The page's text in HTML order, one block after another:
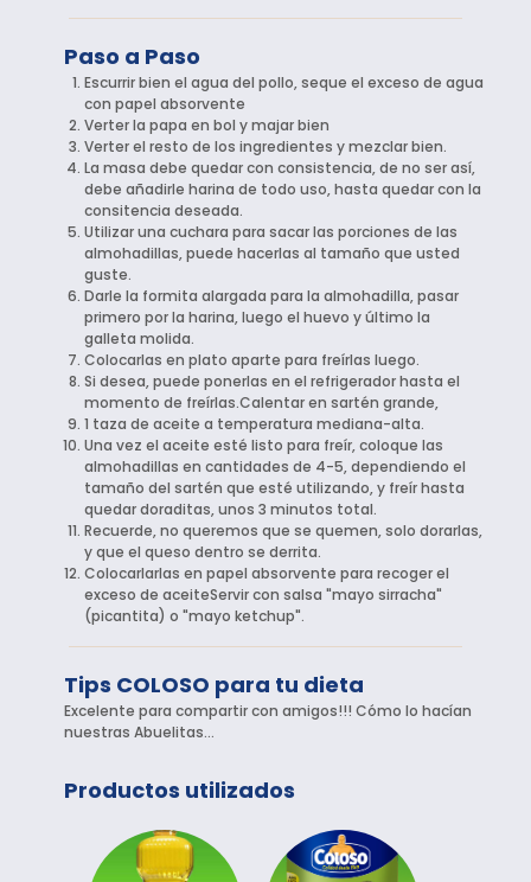
Paso a Paso
Escurrir bien el agua del pollo, seque el exceso de agua
con papel absorvente
Verter la papa en bol y majar bien
Verter el resto de los ingredientes y mezclar bien.
La masa debe quedar con consistencia, de no ser así,
debe añadirle harina de todo uso, hasta quedar con la
consitencia deseada.
Utilizar una cuchara para sacar las porciones de las
almohadillas, puede hacerlas al tamaño que usted
guste.
Darle la formita alargada para la almohadilla, pasar
primero por la harina, luego el huevo y último la
galleta molida.
Colocarlas en plato aparte para freírlas luego.
Si desea, puede ponerlas en el refrigerador hasta el
momento de freírlas.Calentar en sartén grande,
1 taza de aceite a temperatura mediana-alta.
Una vez el aceite esté listo para freír, coloque las
almohadillas en cantidades de 4-5, dependiendo el
tamaño del sartén que esté utilizando, y freír hasta
quedar doraditas, unos 3 minutos total.
Recuerde, no queremos que se quemen, solo dorarlas,
y que el queso dentro se derrita.
Colocarlarlas en papel absorvente para recoger el
exceso de aceiteServir con salsa "mayo sirracha"
(picantita) o "mayo ketchup".
Tips COLOSO para tu dieta
Excelente para compartir con amigos!!! Cómo lo hacían
nuestras Abuelitas…
Productos utilizados